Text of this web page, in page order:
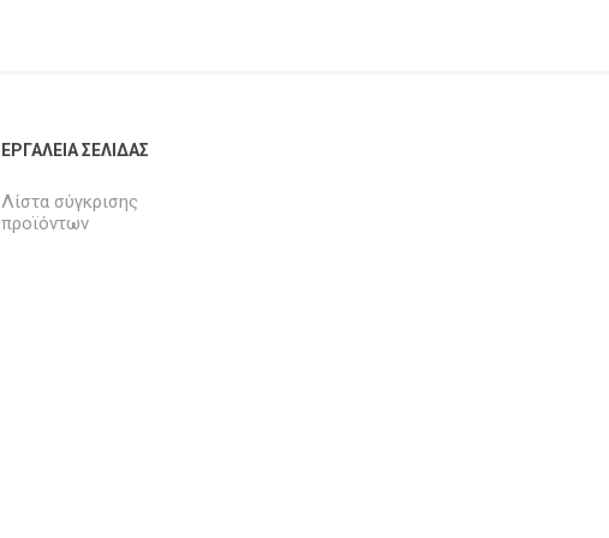
ΕΡΓΑΛΕΊΑ ΣΕΛΊΔΑΣ
Λίστα σύγκρισης
προϊόντων